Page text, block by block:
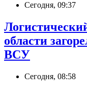
Сегодня, 09:37
области
ВСУ
Сегодня, 08:58